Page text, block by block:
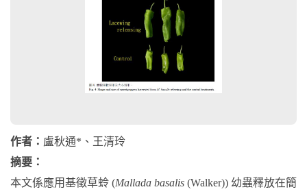
作者： 盧秋通*、王清玲
摘要：
本文係應用基徵草蛉 (Mallada basalis (Walker)) 幼蟲釋放在簡